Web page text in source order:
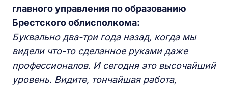
главного управления по образованию
Брестского облисполкома:
Буквально два-три года назад, когда мы
видели что-то сделанное руками даже
профессионалов. И сегодня это высочайший
уровень. Видите, тончайшая работа,